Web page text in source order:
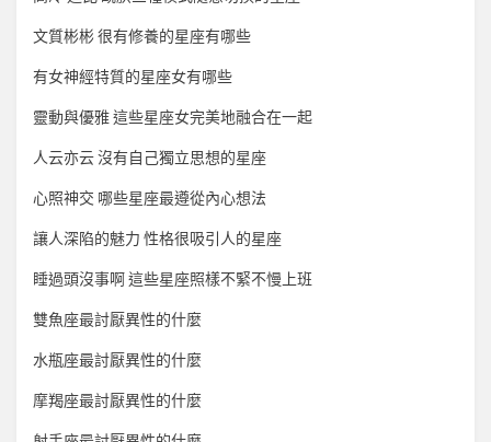
文質彬彬 很有修養的星座有哪些
有女神經特質的星座女有哪些
靈動與優雅 這些星座女完美地融合在一起
人云亦云 沒有自己獨立思想的星座
心照神交 哪些星座最遵從內心想法
讓人深陷的魅力 性格很吸引人的星座
睡過頭沒事啊 這些星座照樣不緊不慢上班
雙魚座最討厭異性的什麼
水瓶座最討厭異性的什麼
摩羯座最討厭異性的什麼